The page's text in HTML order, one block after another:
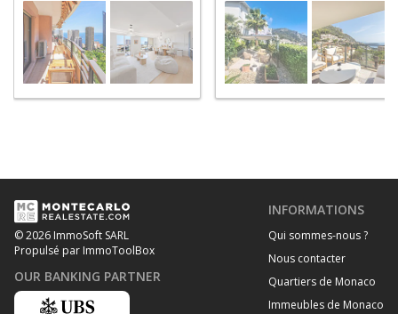
© 2026 ImmoSoft SARL
Propulsé par ImmoToolBox
OUR BANKING PARTNER
INFORMATIONS
Qui sommes-nous ?
Nous contacter
Quartiers de Monaco
Immeubles de Monaco